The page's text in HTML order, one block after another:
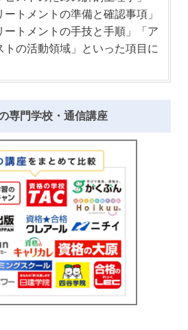
ートメントの準備と確認事項」
ートメントの手技と手順」「ア
トの活動領域」といった項目に
専門学校・通信講座